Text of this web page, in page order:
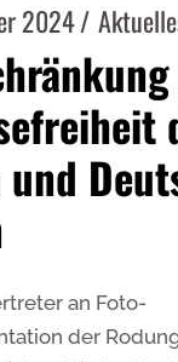
2024
und
an Foto-
der